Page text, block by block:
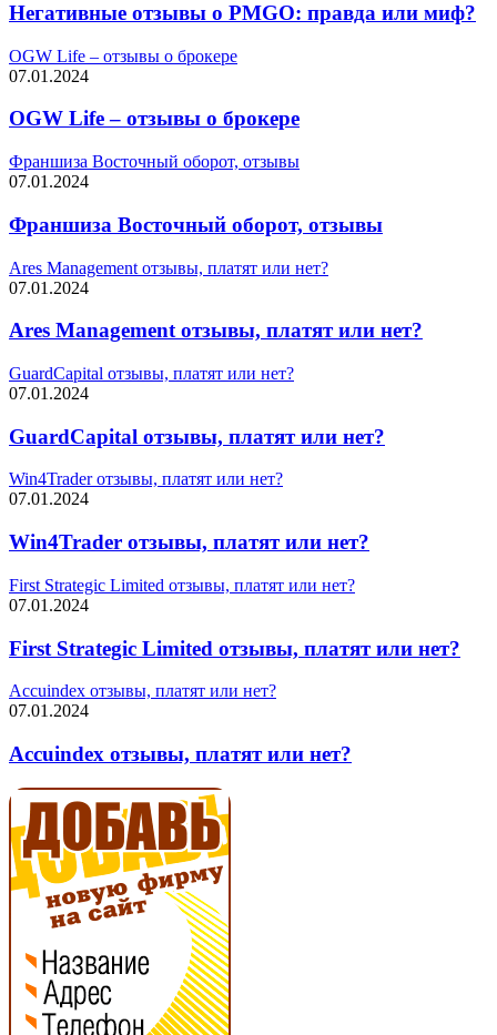
Негативные отзывы о PMGO: правда или миф?
OGW Life – отзывы о брокере
07.01.2024
OGW Life – отзывы о брокере
Франшиза Восточный оборот, отзывы
07.01.2024
Франшиза Восточный оборот, отзывы
Ares Management отзывы, платят или нет?
07.01.2024
Ares Management отзывы, платят или нет?
GuardCapital отзывы, платят или нет?
07.01.2024
GuardCapital отзывы, платят или нет?
Win4Trader отзывы, платят или нет?
07.01.2024
Win4Trader отзывы, платят или нет?
First Strategic Limited отзывы, платят или нет?
07.01.2024
First Strategic Limited отзывы, платят или нет?
Accuindex отзывы, платят или нет?
07.01.2024
Accuindex отзывы, платят или нет?